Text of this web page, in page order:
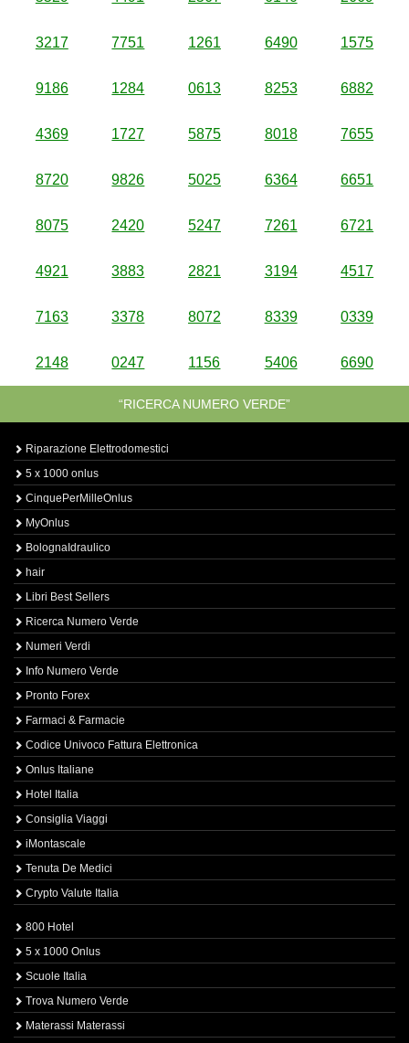
3217 7751 1261 6490 1575
9186 1284 0613 8253 6882
4369 1727 5875 8018 7655
8720 9826 5025 6364 6651
8075 2420 5247 7261 6721
4921 3883 2821 3194 4517
7163 3378 8072 8339 0339
2148 0247 1156 5406 6690
“RICERCA NUMERO VERDE”
Riparazione Elettrodomestici
5 x 1000 onlus
CinquePerMilleOnlus
MyOnlus
BolognaIdraulico
hair
Libri Best Sellers
Ricerca Numero Verde
Numeri Verdi
Info Numero Verde
Pronto Forex
Farmaci & Farmacie
Codice Univoco Fattura Elettronica
Onlus Italiane
Hotel Italia
Consiglia Viaggi
iMontascale
Tenuta De Medici
Crypto Valute Italia
800 Hotel
5 x 1000 Onlus
Scuole Italia
Trova Numero Verde
Materassi Materassi